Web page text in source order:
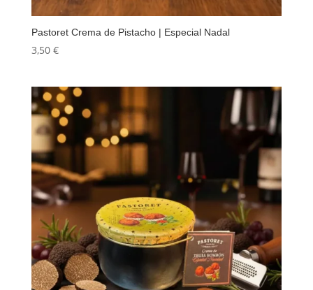
Pastoret Crema de Pistacho | Especial Nadal
3,50 €